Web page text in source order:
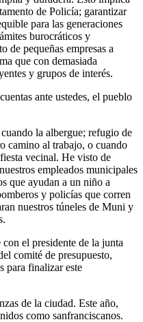
de Policía; garantizar
para las generaciones
burocráticos y
de pequeñas empresas a
que con demasiada
y grupos de interés.
ante ustedes, el pueblo
la albergue; refugio de
camino al trabajo, o cuando
vecinal. He visto de
empleados municipales
que ayudan a un niño a
y policías que corren
nuestros túneles de Muni y
el presidente de la junta
comité de presupuesto,
para finalizar este
de la ciudad. Este año,
como sanfranciscanos.